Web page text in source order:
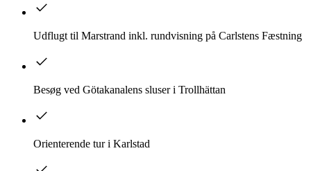
Udflugt til Marstrand inkl. rundvisning på Carlstens Fæstning
Besøg ved Götakanalens sluser i Trollhättan
Orienterende tur i Karlstad